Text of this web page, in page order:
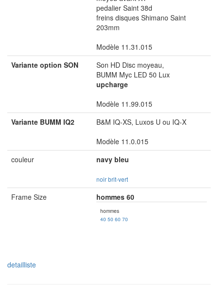
pedalier Saint 38d
freins disques Shimano Saint
203mm
Modèle 11.31.015
Variante option SON
Son HD Disc moyeau,
BUMM Myc LED 50 Lux
upcharge
Modèle 11.99.015
Variante BUMM IQ2
B&M IQ-XS, Luxos U ou IQ-X
Modèle 11.0.015
couleur
navy bleu
noirbrit-vert
Frame Size hommes 60
hommes
40 50 60 70
detailliste